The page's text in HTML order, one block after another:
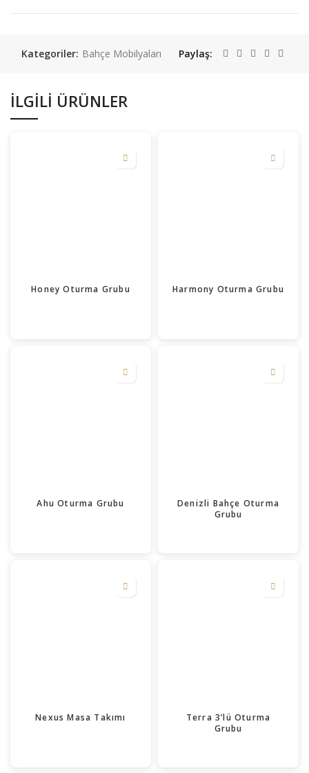
Kategoriler: Bahçe Mobilyaları Paylaş
İLGILI ÜRÜNLER
Honey Oturma Grubu Harmony Oturma Grubu
Ahu Oturma Grubu
Denizli Bahçe Oturma
Grubu
Nexus Masa Takımı
Terra 3’lü Oturma
Grubu